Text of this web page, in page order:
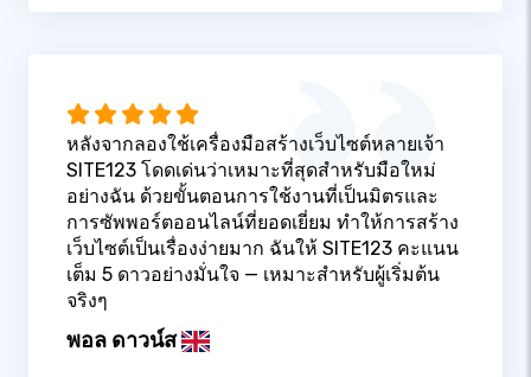
หลังจากลองใช้เครื่องมือสร้างเว็บไซต์หลายเจ้า
SITE123 โดดเด่นว่าเหมาะที่สุดสำหรับมือใหม่
อย่างฉัน ด้วยขั้นตอนการใช้งานที่เป็นมิตรและ
การซัพพอร์ตออนไลน์ที่ยอดเยี่ยม ทำให้การสร้าง
เว็บไซต์เป็นเรื่องง่ายมาก ฉันให้ SITE123 คะแนน
เต็ม 5 ดาวอย่างมั่นใจ — เหมาะสำหรับผู้เริ่มต้น
จริงๆ
พอล ดาวน์ส